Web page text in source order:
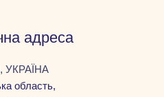
адреса
УКРАЇНА
область,